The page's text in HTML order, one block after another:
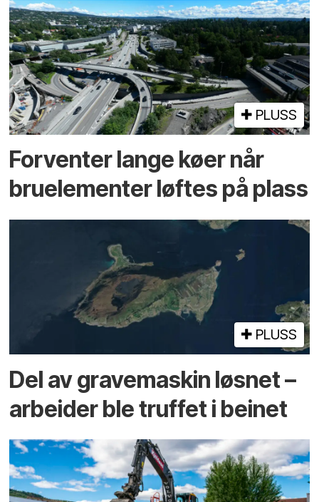
PLUSS
Forventer lange køer når
bru­elementer løftes på plass
PLUSS
Del av grave­maskin løsnet –
arbeider ble truffet i beinet